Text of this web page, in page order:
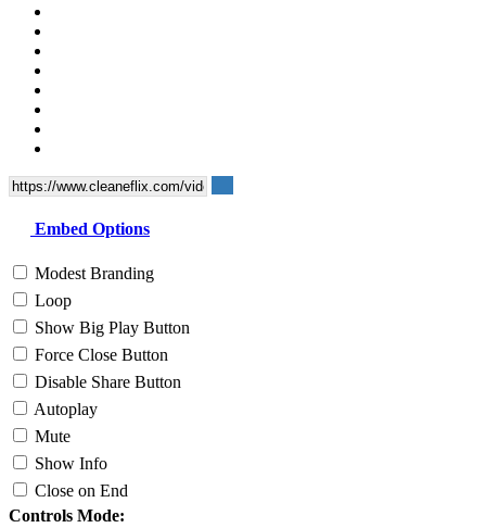
Embed Options
Modest Branding
Loop
Show Big Play Button
Force Close Button
Disable Share Button
Autoplay
Mute
Show Info
Close on End
Controls Mode: